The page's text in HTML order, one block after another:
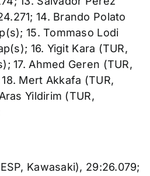
14. Brando Polato
15. Tommaso Lodi
16. Yigit Kara (TUR,
17. Ahmed Geren (TUR,
Mert Akkafa (TUR,
Yildirim (TUR,
Kawasaki), 29:26.079;